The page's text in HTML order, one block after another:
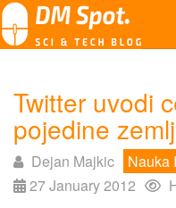
Twitter uvodi
pojedine
Dejan Majkic
Nauka
27 January 2012